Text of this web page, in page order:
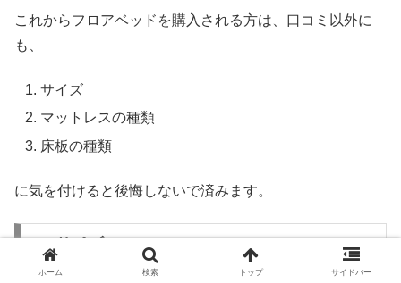
これからフロアベッドを購入される方は、口コミ以外に
も、
サイズ
マットレスの種類
床板の種類
に気を付けると後悔しないで済みます。
1．サイズ
ホーム 検索 トップ サイドバー